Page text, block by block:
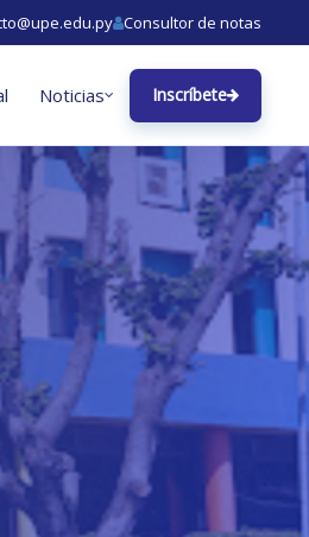
Consultor de notas
Noticias Inscríbete